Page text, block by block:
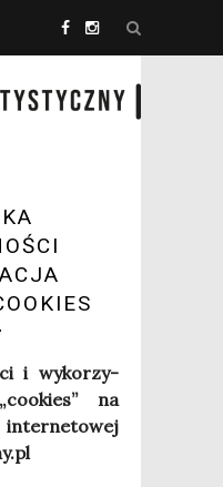
i wyko­rzy­
na